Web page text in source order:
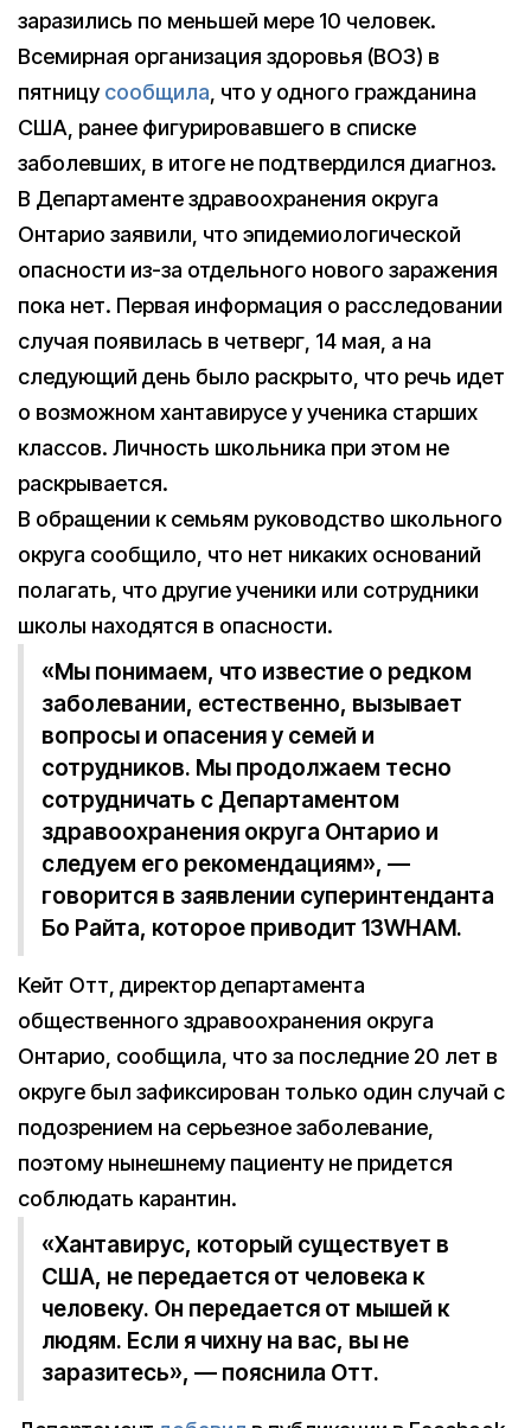
заразились по меньшей мере 10 человек.
Всемирная организация здоровья (ВОЗ) в
пятницусообщила, что у одного гражданина
США, ранее фигурировавшего в списке
заболевших, в итоге не подтвердился диагноз.
В Департаменте здравоохранения округа
Онтарио заявили, что эпидемиологической
опасности из-за отдельного нового заражения
пока нет. Первая информация о расследовании
случая появилась в четверг, 14 мая, а на
следующий день было раскрыто, что речь идет
о возможном хантавирусе у ученика старших
классов. Личность школьника при этом не
раскрывается.
В обращении к семьям руководство школьного
округа сообщило, что нет никаких оснований
полагать, что другие ученики или сотрудники
школы находятся в опасности.
«Мы понимаем, что известие о редком
заболевании, естественно, вызывает
вопросы и опасения у семей и
сотрудников. Мы продолжаем тесно
сотрудничать с Департаментом
здравоохранения округа Онтарио и
следуем его рекомендациям», —
говорится в заявлении суперинтенданта
Бо Райта, которое приводит 13WHAM.
Кейт Отт, директор департамента
общественного здравоохранения округа
Онтарио, сообщила, что за последние 20 лет в
округе был зафиксирован только один случай с
подозрением на серьезное заболевание,
поэтому нынешнему пациенту не придется
соблюдать карантин.
«Хантавирус, который существует в
США, не передается от человека к
человеку. Он передается от мышей к
людям. Если я чихну на вас, вы не
заразитесь», — пояснила Отт.